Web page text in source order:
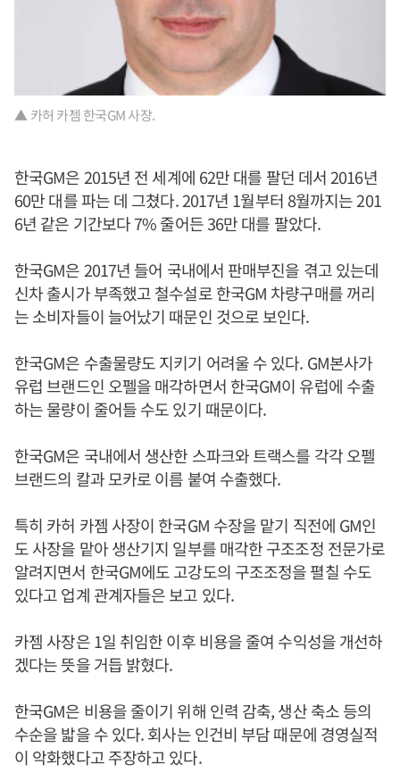
▲ 카허 카젬 한국GM 사장.
한국GM은 2015년 전 세계에 62만 대를 팔던 데서 2016년
60만 대를 파는 데 그쳤다. 2017년 1월부터 8월까지는 201
6년 같은 기간보다 7% 줄어든 36만 대를 팔았다.
한국GM은 2017년 들어 국내에서 판매부진을 겪고 있는데
신차 출시가 부족했고 철수설로 한국GM 차량구매를 꺼리
는 소비자들이 늘어났기 때문인 것으로 보인다.
한국GM은 수출물량도 지키기 어려울 수 있다. GM본사가
유럽 브랜드인 오펠을 매각하면서 한국GM이 유럽에 수출
하는 물량이 줄어들 수도 있기 때문이다.
한국GM은 국내에서 생산한 스파크와 트랙스를 각각 오펠
브랜드의 칼과 모카로 이름 붙여 수출했다.
특히 카허 카젬 사장이 한국GM 수장을 맡기 직전에 GM인
도 사장을 맡아 생산기지 일부를 매각한 구조조정 전문가로
알려지면서 한국GM에도 고강도의 구조조정을 펼칠 수도
있다고 업계 관계자들은 보고 있다.
카젬 사장은 1일 취임한 이후 비용을 줄여 수익성을 개선하
겠다는 뜻을 거듭 밝혔다.
한국GM은 비용을 줄이기 위해 인력 감축, 생산 축소 등의
수순을 밟을 수 있다. 회사는 인건비 부담 때문에 경영실적
이 악화했다고 주장하고 있다.